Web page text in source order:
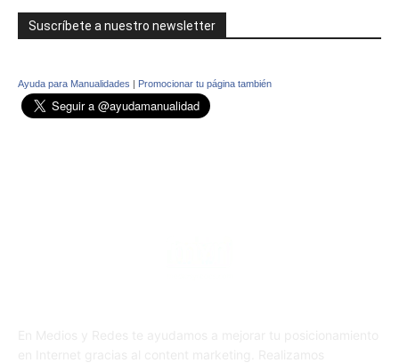
Suscríbete a nuestro newsletter
Ayuda para Manualidades | Promocionar tu página también